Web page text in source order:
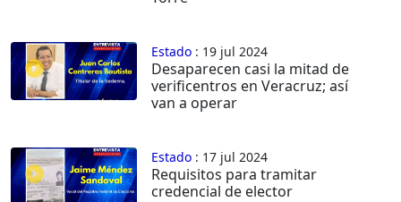
Estado : 19 jul 2024
Desaparecen casi la mitad de
verificentros en Veracruz; así
van a operar
Estado : 17 jul 2024
Requisitos para tramitar
credencial de elector